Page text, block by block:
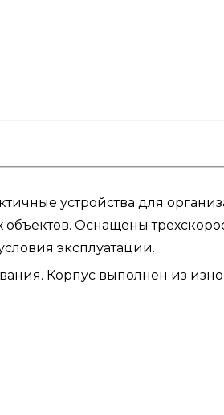
устройства для
Оснащены
эксплуатации.
Корпус выполнен из